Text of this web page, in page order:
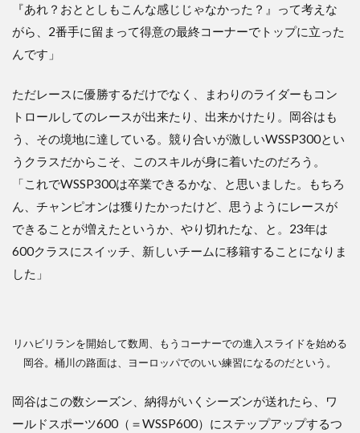
『あれ？おととしもこんな感じじゃなかった？』って考えな
がら、2番手に留まって得意の最終コーナーでトップに立った
んです」
ただレースに優勝するだけでなく、まわりのライダーもコン
トロールしてのレースが出来たり、出来かけたり。岡谷はも
う、その境地に達している。競り合いが激しいWSSP300とい
うクラスだからこそ、このスキルが身に着いたのだろう。
「これでWSSP300は卒業できるかな、と思いました。もちろ
ん、チャンピオンは獲りたかったけど、思うようにレースが
できることが増えたというか、やり切れたな、と。23年は
600クラスにスイッチ、新しいチームに移籍することになりま
した」
リハビリランを開始して数周、もうコーナーでの進入スライドを始める
岡谷。桶川の路面は、ヨーロッパでのいい練習になるのだという。
岡谷はこの数シーズン、納得がいくシーズンが送れたら、ワ
ールドスポーツ600（＝WSSP600）にステップアップするつ